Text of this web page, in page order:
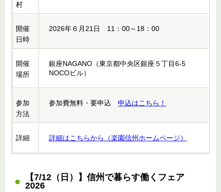
村
開催
日時
2026年６月21日 11：00～18：00
開催
場所
銀座NAGANO（東京都中央区銀座５丁目6-5
NOCOビル）
参加
方法
参加費無料・要申込 申込はこちら！
詳細 詳細はこちらから（楽園信州ホームページ）
【7/12（日）】信州で暮らす働くフェア
2026